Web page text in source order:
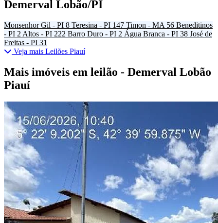
Demerval Lobão/PI
Monsenhor Gil - PI 8 Teresina - PI 147 Timon - MA 56 Beneditinos
- PI 2 Altos - PI 222 Barro Duro - PI 2 Água Branca - PI 38 José de
Freitas - PI 31
Veja mais Leilões Piauí
Mais imóveis em leilão - Demerval Lobão
Piauí